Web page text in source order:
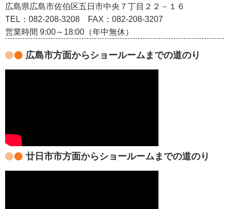
広島県広島市佐伯区五日市中央７丁目２２－１６
TEL：082‐208‐3208
FAX：082-208-3207
営業時間 9:00～18:00（年中無休）
広島市方面からショールームまでの道のり
廿日市市方面からショールームまでの道のり